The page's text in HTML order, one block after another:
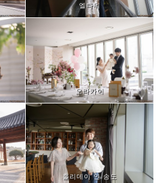
엘타워
오라카이
홀리데이 인 송도